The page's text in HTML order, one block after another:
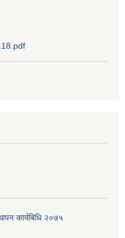
कार्यबिधि २०७५